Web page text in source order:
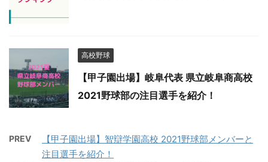
高校野球
【甲子園出場】岐阜代表 県立岐阜商高校
2021野球部の注目選手を紹介！
PREV
【甲子園出場】智辯学園高校 2021野球部メンバーと
注目選手を紹介！